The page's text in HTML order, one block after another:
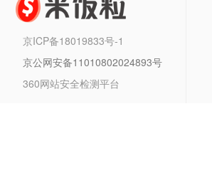
京ICP备18019833号-1
京公网安备11010802024893号
360网站安全检测平台